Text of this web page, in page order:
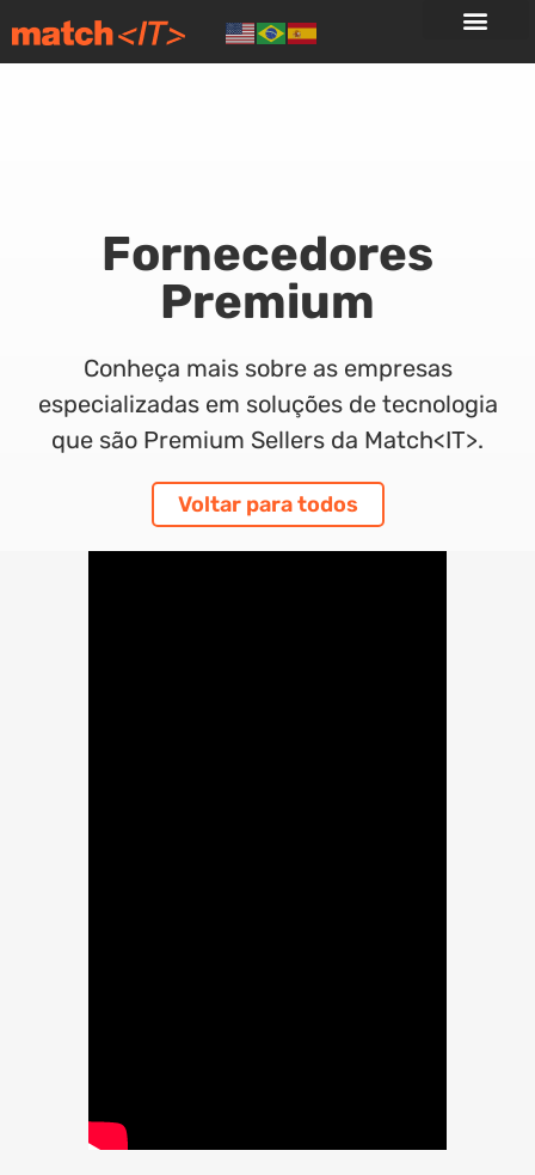
Fornecedores
Premium
Conheça mais sobre as empresas
especializadas em soluções de tecnologia
que são Premium Sellers da Match<IT>.
Voltar para todos